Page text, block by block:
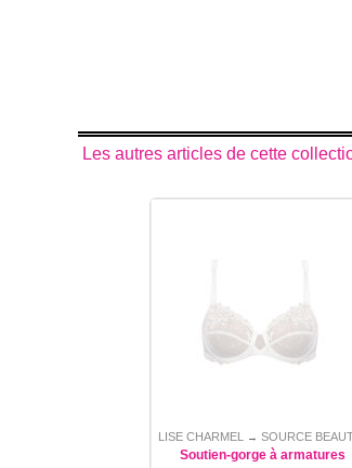
Les autres articles de cette
LISE CHARMEL → SOURCE
Soutien-gorge à armatures